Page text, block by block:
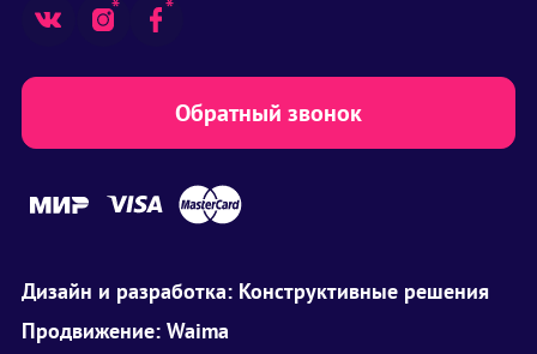
Обратный звонок
Дизайн и разработка: Конструктивные решения
Продвижение: Waima